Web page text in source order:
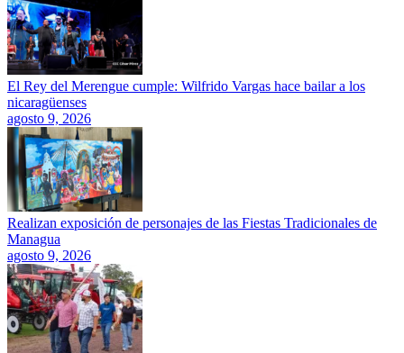
El Rey del Merengue cumple: Wilfrido Vargas hace bailar a los
nicaragüenses
agosto 9, 2026
Realizan exposición de personajes de las Fiestas Tradicionales de
Managua
agosto 9, 2026